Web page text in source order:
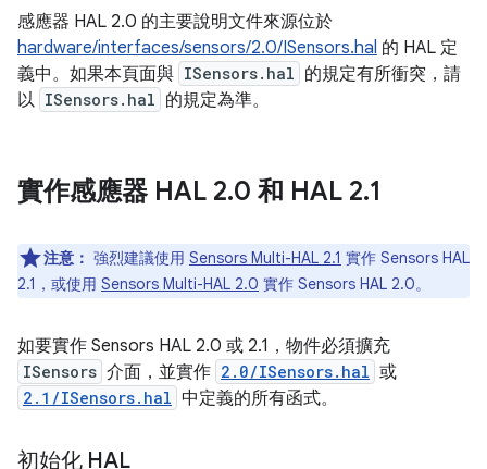
感應器 HAL 2.0 的主要說明文件來源位於
hardware/interfaces/sensors/2.0/ISensors.hal 的 HAL 定
義中。如果本頁面與 ISensors.hal 的規定有所衝突，請
以 ISensors.hal 的規定為準。
實作感應器 HAL 2.0 和 HAL 2.1
注意： 強烈建議使用 Sensors Multi-HAL 2.1 實作 Sensors HAL
2.1，或使用 Sensors Multi-HAL 2.0 實作 Sensors HAL 2.0。
如要實作 Sensors HAL 2.0 或 2.1，物件必須擴充
ISensors 介面，並實作 2.0/ISensors.hal 或
2.1/ISensors.hal 中定義的所有函式。
初始化 HAL